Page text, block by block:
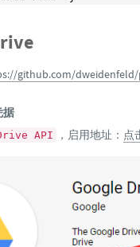
github.com/
据
API ，启用地址： 点